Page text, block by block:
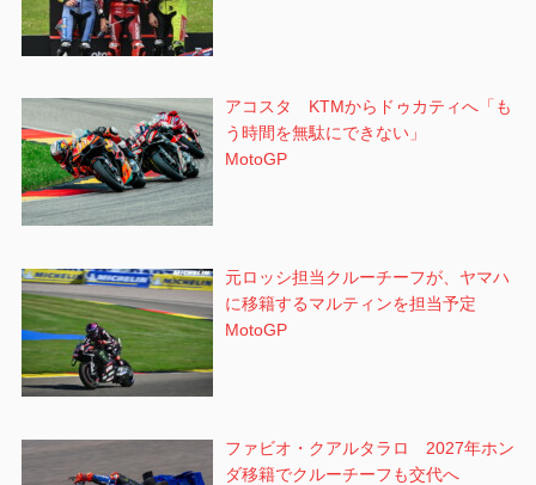
アコスタ KTMからドゥカティへ「も
う時間を無駄にできない」
MotoGP
元ロッシ担当クルーチーフが、ヤマハ
に移籍するマルティンを担当予定
MotoGP
ファビオ・クアルタラロ 2027年ホン
ダ移籍でクルーチーフも交代へ